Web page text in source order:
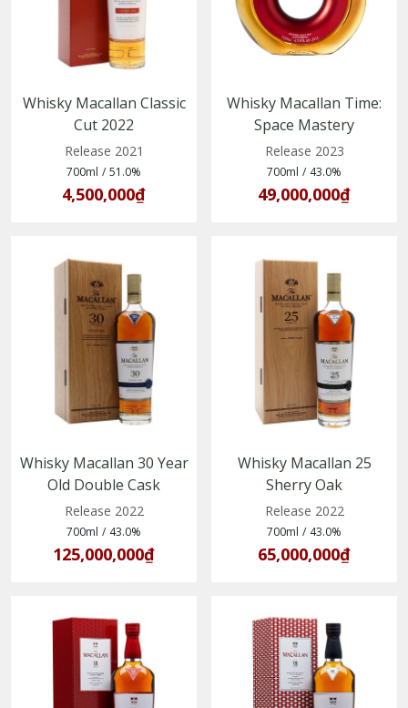
Whisky Macallan Classic
Cut 2022
(5010314311872)
Release 2021
700ml / 51.0%
4,500,000₫
Whisky Macallan Time:
Space Mastery
(812066025190)
Release 2023
700ml / 43.0%
49,000,000₫
Whisky Macallan 30 Year
Old Double Cask
(5010314311087)
Release 2022
700ml / 43.0%
125,000,000₫
Whisky Macallan 25
Sherry Oak
(5010314003807)
Release 2022
700ml / 43.0%
65,000,000₫